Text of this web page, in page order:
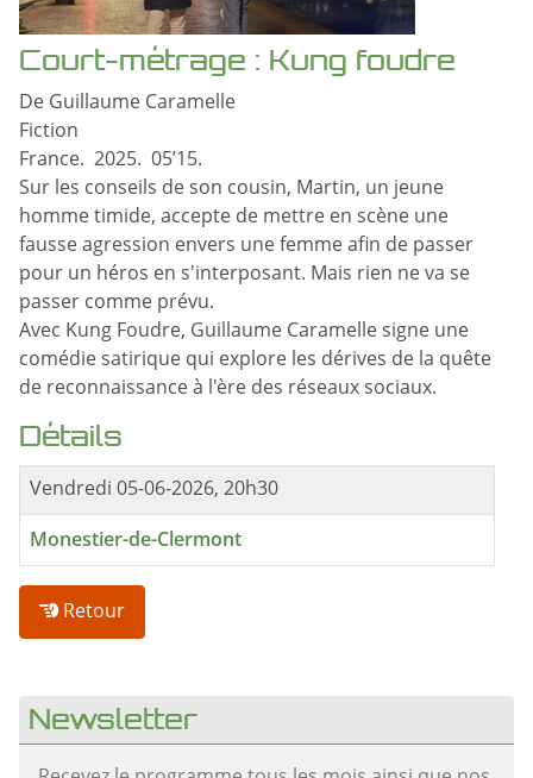
Court-métrage : Kung foudre
De Guillaume Caramelle
Fiction
France. 2025. 05’15.
Sur les conseils de son cousin, Martin, un jeune
homme timide, accepte de mettre en scène une
fausse agression envers une femme afin de passer
pour un héros en s'interposant. Mais rien ne va se
passer comme prévu.
Avec Kung Foudre, Guillaume Caramelle signe une
comédie satirique qui explore les dérives de la quête
de reconnaissance à l'ère des réseaux sociaux.
Détails
Vendredi 05-06-2026, 20h30
Monestier-de-Clermont
Retour
Newsletter